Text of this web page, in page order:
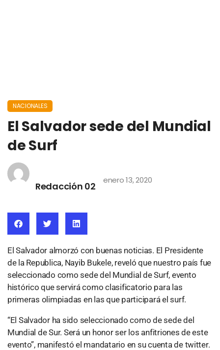
NACIONALES
El Salvador sede del Mundial
de Surf
Redacción 02
enero 13, 2020
El Salvador almorzó con buenas noticias. El Presidente
de la Republica, Nayib Bukele, reveló que nuestro país fue
seleccionado como sede del Mundial de Surf, evento
histórico que servirá como clasificatorio para las
primeras olimpiadas en las que participará el surf.
“El Salvador ha sido seleccionado como de sede del
Mundial de Sur. Será un honor ser los anfitriones de este
evento”, manifestó el mandatario en su cuenta de twitter.